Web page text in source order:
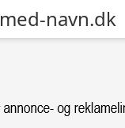
navn.dk